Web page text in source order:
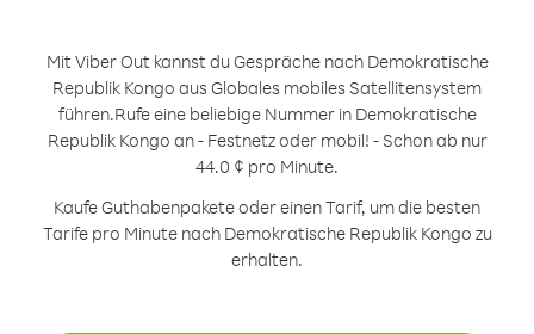
Mit Viber Out kannst du Gespräche nach Demokratische
Republik Kongo aus Globales mobiles Satellitensystem
führen.Rufe eine beliebige Nummer in Demokratische
Republik Kongo an - Festnetz oder mobil! - Schon ab nur
44.0 ¢ pro Minute.
Kaufe Guthabenpakete oder einen Tarif, um die besten
Tarife pro Minute nach Demokratische Republik Kongo zu
erhalten.